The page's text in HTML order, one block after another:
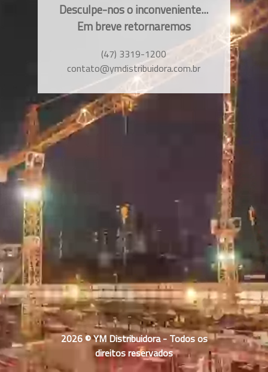
Desculpe-nos o inconveniente...
Em breve retornaremos
(47) 3319-1200
contato@ymdistribuidora.com.br
2026 © YM Distribuidora - Todos os
direitos reservados